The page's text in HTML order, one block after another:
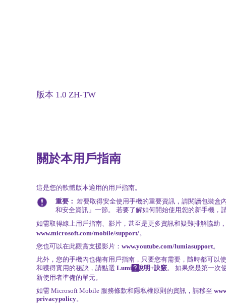
版本 1.0 ZH-TW
關於本用戶指南
這是您的軟體版本適用的用戶指南。
重要： 若要取得安全使用手機的重要資訊，請閱讀包裝盒
和安全資訊」一節。 若要了解如何開始使用您的新手機，
如需取得線上用戶指南、影片，甚至是更多資訊和疑難排解協助
www.microsoft.com/mobile/support/。
您也可以在此觀賞支援影片： www.youtube.com/lumiasupport。
此外，您的手機內也備有用戶指南，只要您有需要，隨時都可以
和獲得實用的秘訣，請點選 Lumia 說明+訣竅。 如果您是第一次
新使用者準備的單元。
如需 Microsoft Mobile 服務條款和隱私權原則的資訊，請移至
privacypolicy。